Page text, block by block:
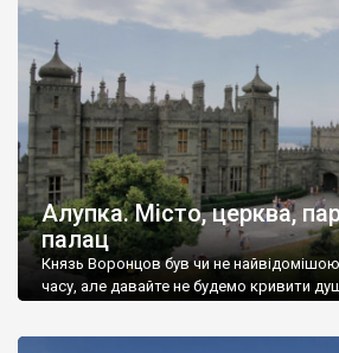
Алупка. Місто, церква,
палац
Князь Воронцов був чи не
часу, але давайте не будемо кривити